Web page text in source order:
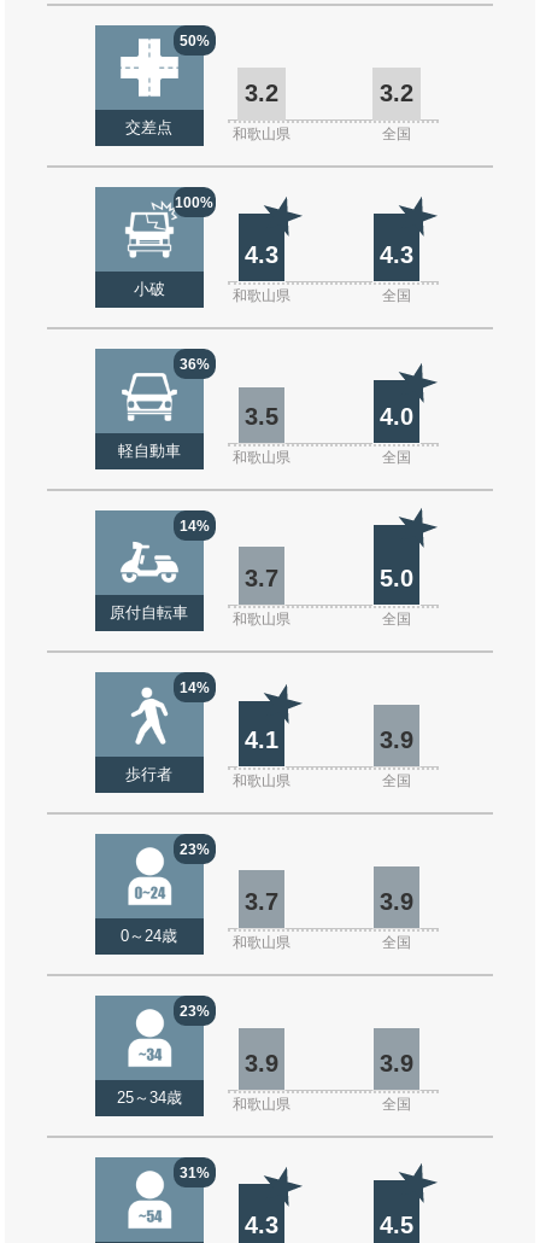
50%
交差点
3.2 3.2
和歌山県 全国
100%
小破
4.3 4.3
和歌山県 全国
36%
軽自動車
3.5 4.0
和歌山県 全国
14%
原付自転車
3.7 5.0
和歌山県 全国
14%
歩行者
4.1 3.9
和歌山県 全国
23%
0～24歳
3.7 3.9
和歌山県 全国
23%
25～34歳
3.9 3.9
和歌山県 全国
31%
4.3 4.5